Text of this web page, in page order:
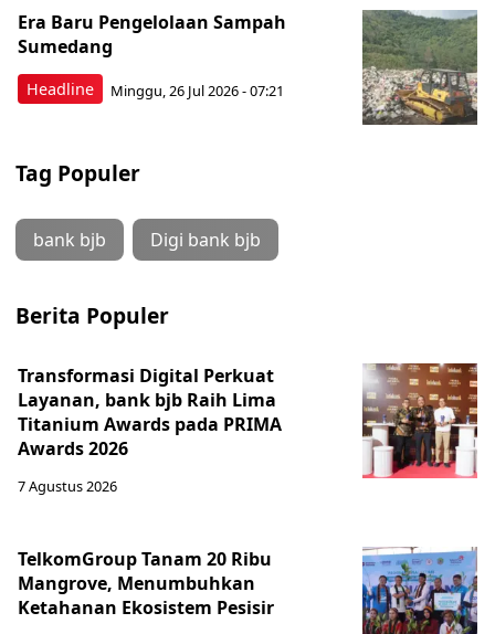
Headline
Era Baru Pengelolaan Sampah
Sumedang
Minggu, 26 Jul 2026 - 07:21
Tag Populer
bank bjb Digi bank bjb
Berita Populer
Transformasi Digital Perkuat
Layanan, bank bjb Raih Lima
Titanium Awards pada PRIMA
Awards 2026
7 Agustus 2026
TelkomGroup Tanam 20 Ribu
Mangrove, Menumbuhkan
Ketahanan Ekosistem Pesisir